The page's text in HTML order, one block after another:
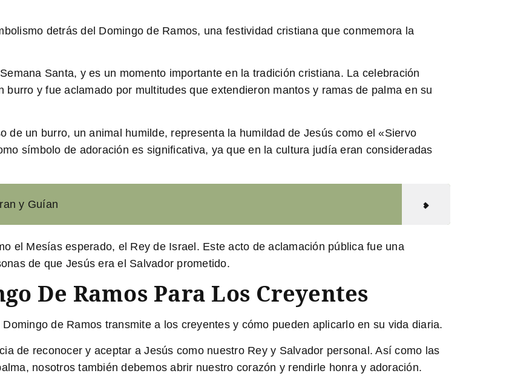
detrás del Domingo de Ramos, una festividad cristiana que conmemora la
Santa, y es un momento importante en la tradición cristiana. La celebración
y fue aclamado por multitudes que extendieron mantos y ramas de palma en su
de un burro, un animal humilde, representa la humildad de Jesús como el «Siervo
símbolo de adoración es significativa, ya que en la cultura judía eran consideradas
y Guían
el Mesías esperado, el Rey de Israel. Este acto de aclamación pública fue una
de que Jesús era el Salvador prometido.
De Ramos Para Los Creyentes
de Ramos transmite a los creyentes y cómo pueden aplicarlo en su vida diaria.
de reconocer y aceptar a Jesús como nuestro Rey y Salvador personal. Así como las
nosotros también debemos abrir nuestro corazón y rendirle honra y adoración.